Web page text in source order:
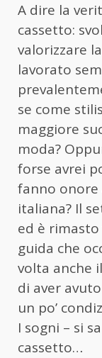
A dire la
cassetto:
valorizzare
lavorato
se come
maggiore
moda?
forse avrei
fanno onore
italiana? Il
ed è
guida che
volta anche
di aver
un po’
I sogni – si
cassetto…